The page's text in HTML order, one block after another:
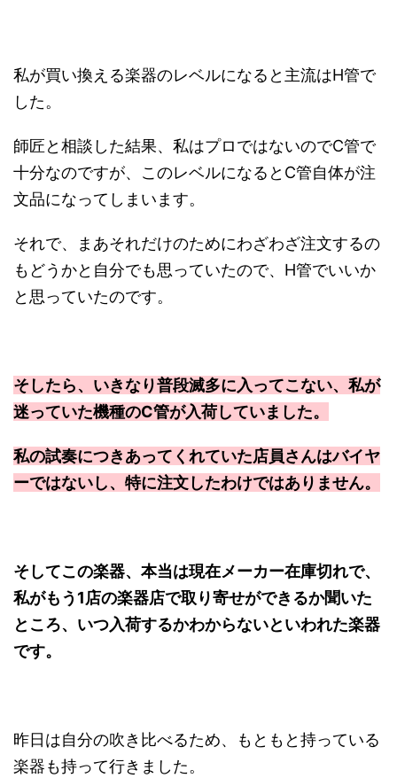
私が買い換える楽器のレベルになると主流はH管で
した。
師匠と相談した結果、私はプロではないのでC管で
十分なのですが、このレベルになるとC管自体が注
文品になってしまいます。
それで、まあそれだけのためにわざわざ注文するの
もどうかと自分でも思っていたので、H管でいいか
と思っていたのです。
そしたら、いきなり普段滅多に入ってこない、私が
迷っていた機種のC管が入荷していました。
私の試奏につきあってくれていた店員さんはバイヤ
ーではないし、特に注文したわけではありません。
そしてこの楽器、本当は現在メーカー在庫切れで、
私がもう1店の楽器店で取り寄せができるか聞いた
ところ、いつ入荷するかわからないといわれた楽器
です。
昨日は自分の吹き比べるため、もともと持っている
楽器も持って行きました。